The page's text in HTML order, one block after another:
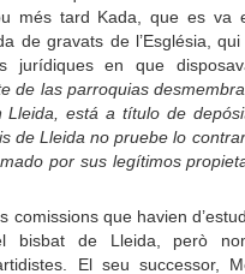
més tard Kada, que es va
de gravats de l’Església,
jurídiques en que
de las parroquias
Lleida, está a título de
de Lleida no pruebe lo
por sus legítimos
comissions que havien
bisbat de Lleida, però
El seu successor,